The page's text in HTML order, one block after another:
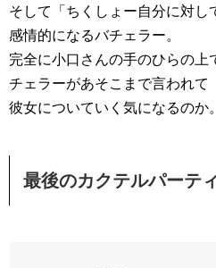
そして「ちくしょー自分に対し
感情的になるバチェラー。
完全に小口さんの手のひらの上
チェラーがあそこまで言われて
彼女についていく気になるのか
最後のカクテルパーテ